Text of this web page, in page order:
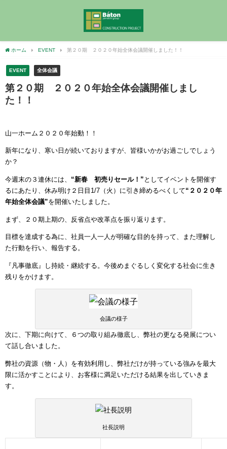
ホーム EVENT 第２０期 ２０２０年始全体会議開催しました！！
EVENT 全体会議
第２０期 ２０２０年始全体会議開催しまし
た！！
山一ホーム２０２０年始動！！
新年になり、寒い日が続いておりますが、皆様いかがお過ごしでしょう
か？
今週末の３連休には、 “新春 初売りセール！” としてイベントを開催す
るにあたり、休み明け２日目 1/7 （火）に引き締めるべくして“２０２０年
年始全体会議”を開催いたしました。
まず、２０期上期の、反省点や改革点を振り返ります。
目標を達成する為に、社員一人一人が明確な目的を持って、また理解し
た行動を行い、報告する。
『凡事徹底』し持続・継続する。今後めまぐるしく変化する社会に生き
残りをかけます。
会議の様子
次に、下期に向けて、６つの取り組み徹底し、弊社の更なる発展につい
て話し合いました。
弊社の資源（物・人）を有効利用し、弊社だけが持っている強みを最大
限に活かすことにより、お客様に満足いただける結果を出していきま
す。
社長説明